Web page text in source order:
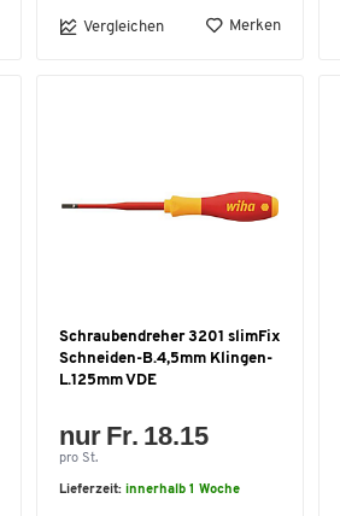
Vergleichen Merken
Schraubendreher 3201 slimFix
Schneiden-B.4,5mm Klingen-
L.125mm VDE
nur Fr. 18.15
pro St.
Lieferzeit: innerhalb 1 Woche